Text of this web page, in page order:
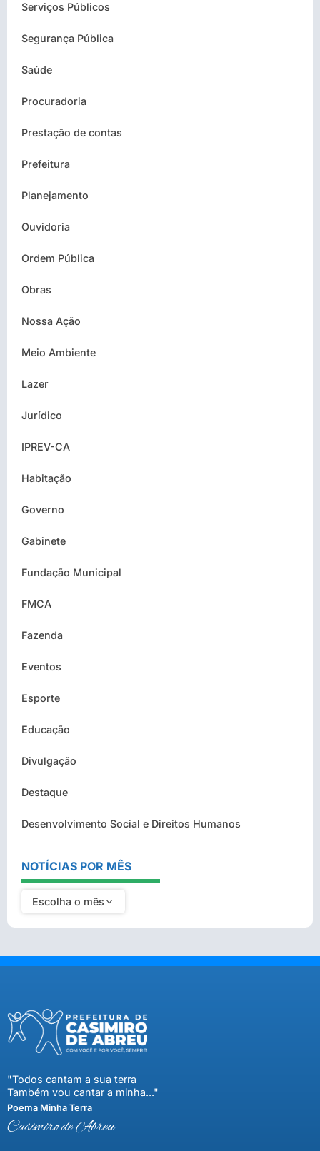
Serviços Públicos
Segurança Pública
Saúde
Procuradoria
Prestação de contas
Prefeitura
Planejamento
Ouvidoria
Ordem Pública
Obras
Nossa Ação
Meio Ambiente
Lazer
Jurídico
IPREV-CA
Habitação
Governo
Gabinete
Fundação Municipal
FMCA
Fazenda
Eventos
Esporte
Educação
Divulgação
Destaque
Desenvolvimento Social e Direitos Humanos
NOTÍCIAS POR MÊS
Escolha o mês
"Todos cantam a sua terra
Também vou cantar a minha..."
Poema Minha Terra
Casimiro de Abreu